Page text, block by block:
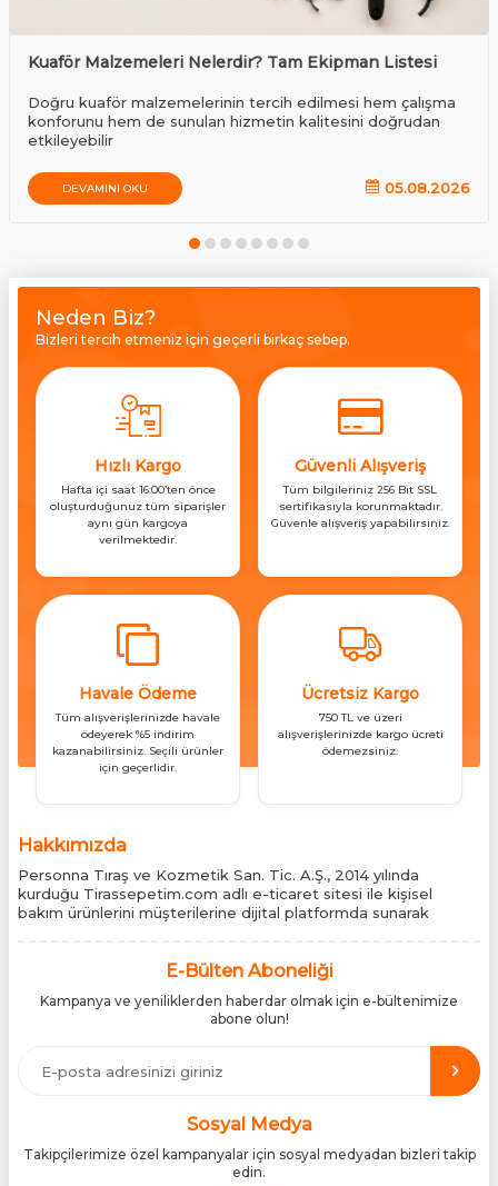
Kuaför Malzemeleri Nelerdir? Tam Ekipman Listesi
Doğru kuaför malzemelerinin tercih edilmesi hem çalışma
konforunu hem de sunulan hizmetin kalitesini doğrudan
etkileyebilir
DEVAMINI OKU 05.08.2026
Neden Biz?
Bizleri tercih etmeniz için geçerli birkaç sebep.
Hızlı Kargo
Hafta içi saat 16:00’ten önce
oluşturduğunuz tüm siparişler
aynı gün kargoya
verilmektedir.
Güvenli Alışveriş
Tüm bilgileriniz 256 Bit SSL
sertifikasıyla korunmaktadır.
Güvenle alışveriş yapabilirsiniz.
Havale Ödeme
Tüm alışverişlerinizde havale
ödeyerek %5 indirim
kazanabilirsiniz. Seçili ürünler
için geçerlidir.
Ücretsiz Kargo
750 TL ve üzeri
alışverişlerinizde kargo ücreti
ödemezsiniz.
Hakkımızda
Personna Tıraş ve Kozmetik San. Tic. A.Ş., 2014 yılında
kurduğu Tirassepetim.com adlı e-ticaret sitesi ile kişisel
bakım ürünlerini müşterilerine dijital platformda sunarak
siteleri arasında yer almaktadır. Türkiye’de Cantu, Wilkinson
distribütörlüğünü yürütüyor, bu markaların tüm ürünlerini ithal
etmektedir. Tüm ithalat süreçlerimizde orijinallik belgeleri ve
üretici iş birlikleriyle çalışarak, ürünlerin en güvenilir şekilde
Türkiye pazarına ulaşmasını sağlıyoruz. Amacımız, dünya
genelinde milyonlarca kullanıcıya hitap eden bu markaları,
Türk tüketicilerle doğrudan, güvenli ve orijinal bir şekilde
E-Bülten Aboneliği
Kampanya ve yeniliklerden haberdar olmak için e-bültenimize
abone olun!
Sosyal Medya
Takipçilerimize özel kampanyalar için sosyal medyadan bizleri takip
edin.